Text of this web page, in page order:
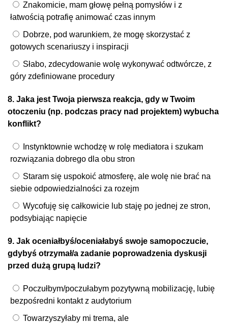
Znakomicie, mam głowę pełną pomysłów i z
łatwością potrafię animować czas innym
Dobrze, pod warunkiem, że mogę skorzystać z
gotowych scenariuszy i inspiracji
Słabo, zdecydowanie wolę wykonywać odtwórcze, z
góry zdefiniowane procedury
8. Jaka jest Twoja pierwsza reakcja, gdy w Twoim
otoczeniu (np. podczas pracy nad projektem) wybucha
konflikt?
Instynktownie wchodzę w rolę mediatora i szukam
rozwiązania dobrego dla obu stron
Staram się uspokoić atmosferę, ale wolę nie brać na
siebie odpowiedzialności za rozejm
Wycofuję się całkowicie lub staję po jednej ze stron,
podsybiając napięcie
9. Jak oceniałbyś/oceniałabyś swoje samopoczucie,
gdybyś otrzymał/a zadanie poprowadzenia dyskusji
przed dużą grupą ludzi?
Poczułbym/poczułabym pozytywną mobilizację, lubię
bezpośredni kontakt z audytorium
Towarzyszyłaby mi trema, ale